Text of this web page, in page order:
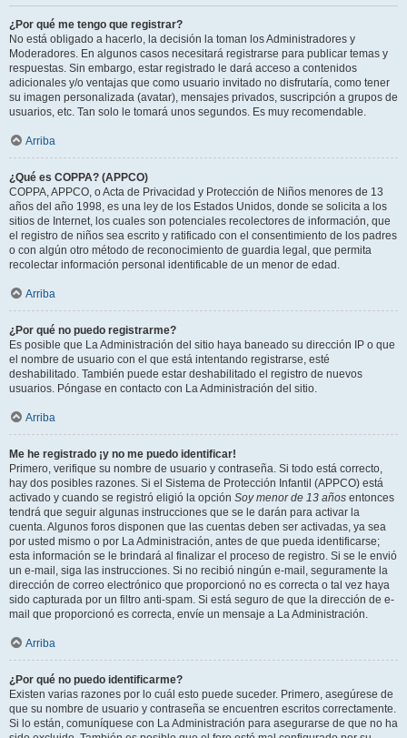
¿Por qué me tengo que registrar?
No está obligado a hacerlo, la decisión la toman los Administradores y
Moderadores. En algunos casos necesitará registrarse para publicar temas y
respuestas. Sin embargo, estar registrado le dará acceso a contenidos
adicionales y/o ventajas que como usuario invitado no disfrutaría, como tener
su imagen personalizada (avatar), mensajes privados, suscripción a grupos de
usuarios, etc. Tan solo le tomará unos segundos. Es muy recomendable.
Arriba
¿Qué es COPPA? (APPCO)
COPPA, APPCO, o Acta de Privacidad y Protección de Niños menores de 13
años del año 1998, es una ley de los Estados Unidos, donde se solicita a los
sitios de Internet, los cuales son potenciales recolectores de información, que
el registro de niños sea escrito y ratificado con el consentimiento de los padres
o con algún otro método de reconocimiento de guardia legal, que permita
recolectar información personal identificable de un menor de edad.
Arriba
¿Por qué no puedo registrarme?
Es posible que La Administración del sitio haya baneado su dirección IP o que
el nombre de usuario con el que está intentando registrarse, esté
deshabilitado. También puede estar deshabilitado el registro de nuevos
usuarios. Póngase en contacto con La Administración del sitio.
Arriba
Me he registrado ¡y no me puedo identificar!
Primero, verifique su nombre de usuario y contraseña. Si todo está correcto,
hay dos posibles razones. Si el Sistema de Protección Infantil (APPCO) está
activado y cuando se registró eligió la opción Soy menor de 13 años entonces
tendrá que seguir algunas instrucciones que se le darán para activar la
cuenta. Algunos foros disponen que las cuentas deben ser activadas, ya sea
por usted mismo o por La Administración, antes de que pueda identificarse;
esta información se le brindará al finalizar el proceso de registro. Si se le envió
un e-mail, siga las instrucciones. Si no recibió ningún e-mail, seguramente la
dirección de correo electrónico que proporcionó no es correcta o tal vez haya
sido capturada por un filtro anti-spam. Si está seguro de que la dirección de e-
mail que proporcionó es correcta, envíe un mensaje a La Administración.
Arriba
¿Por qué no puedo identificarme?
Existen varias razones por lo cuál esto puede suceder. Primero, asegúrese de
que su nombre de usuario y contraseña se encuentren escritos correctamente.
Si lo están, comuníquese con La Administración para asegurarse de que no ha